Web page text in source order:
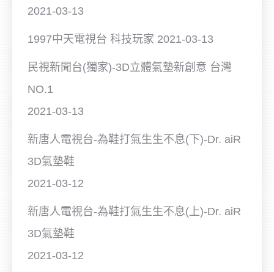
2021-03-13
1997中天電視台 科技玩家 2021-03-13
民視新聞台(獨家)-3D立體氣墊新創意 台灣
NO.1
2021-03-13
新唐人電視台-為鞋打氣生生不息(下)-Dr. aiR
3D氣墊鞋
2021-03-12
新唐人電視台-為鞋打氣生生不息(上)-Dr. aiR
3D氣墊鞋
2021-03-12